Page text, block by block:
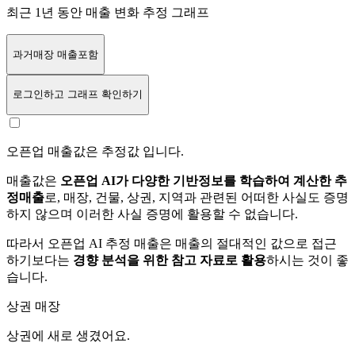
최근 1년 동안 매출 변화 추정 그래프
과거매장 매출포함
로그인하고 그래프 확인하기
오픈업 매출값은 추정값 입니다.
매출값은 오픈업 AI가 다양한 기반정보를 학습하여 계산한 추
정매출로, 매장, 건물, 상권, 지역과 관련된 어떠한 사실도 증명
하지 않으며 이러한 사실 증명에 활용할 수 없습니다.
따라서 오픈업 AI 추정 매출은 매출의 절대적인 값으로 접근
하기보다는 경향 분석을 위한 참고 자료로 활용하시는 것이 좋
습니다.
상권 매장
상권에 새로 생겼어요.